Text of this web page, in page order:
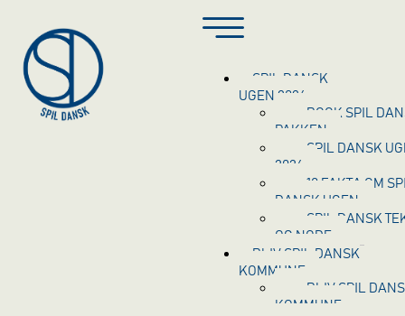
SPIL DANSK
UGEN 2026
BOOK SPIL
PAKKEN
SPIL DANSK
2026
10 FAKTA OM
DANSK UGEN
SPIL DANSK
OG NODE
BLIV SPIL DANSK
KOMMUNE
BLIV SPIL
KOMMUNE